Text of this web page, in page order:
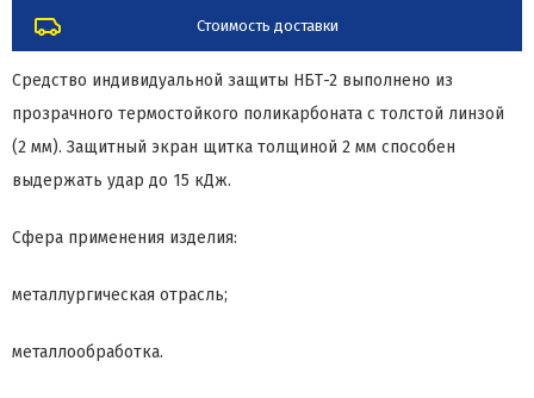
Стоимость доставки
Средство индивидуальной защиты НБТ-2 выполнено из
прозрачного термостойкого поликарбоната с толстой линзой
(2 мм). Защитный экран щитка толщиной 2 мм способен
выдержать удар до 15 кДж.
Сфера применения изделия:
металлургическая отрасль;
металлообработка.